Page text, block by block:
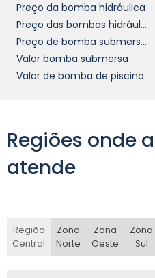
ECONOMIA E
COM
ÁGUA
que proporcionam. O
eficiência energética
de eletricidade, mas
operacionais são
essa é uma
Preço da bomba hidráulica
Preço das bombas hidráulicas em SP
Preço de bomba submersivel
Valor bomba submersa
Valor de bomba de piscina
Regiões onde
atende
Região
Central
Zona
Norte
Zona
Oeste
Zona
Sul